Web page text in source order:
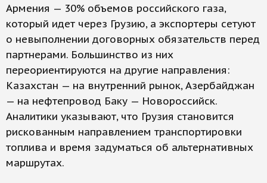
Армения — 30% объемов российского газа,
который идет через Грузию, а экспортеры сетуют
о невыполнении договорных обязательств перед
партнерами. Большинство из них
переориентируются на другие направления:
Казахстан — на внутренний рынок, Азербайджан
— на нефтепровод Баку — Новороссийск.
Аналитики указывают, что Грузия становится
рискованным направлением транспортировки
топлива и время задуматься об альтернативных
маршрутах.